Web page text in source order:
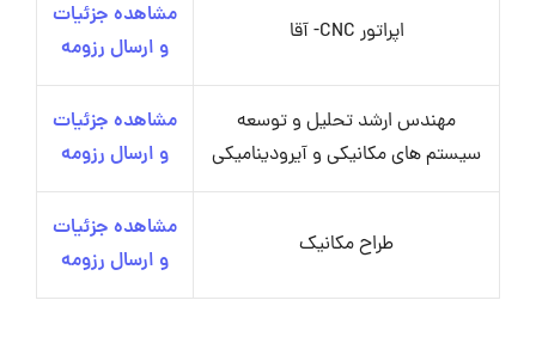
اپراتور CNC- آقا
مشاهده جزئیات
و ارسال رزومه
مهندس ارشد تحلیل و توسعه
سیستم های مکانیکی و آیرودینامیکی
مشاهده جزئیات
و ارسال رزومه
طراح مکانیک
مشاهده جزئیات
و ارسال رزومه